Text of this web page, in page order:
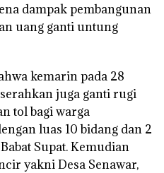
dampak pembangunan
uang ganti untung
kemarin pada 28
juga ganti rugi
tol bagi warga
luas 10 bidang dan 2
Supat. Kemudian
yakni Desa Senawar,